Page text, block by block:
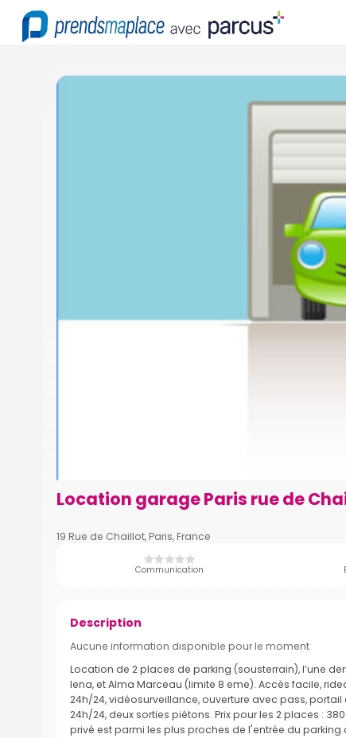
Location garage Paris rue de
19 Rue de Chaillot, Paris, France
Communication
Description
Aucune information disponible pour le moment
Location de 2 places de parking (sousterrain), l’une
Iena, et Alma Marceau (limite 8 eme). Accès facile,
24h/24, vidéosurveillance, ouverture avec pass,
24h/24, deux sorties piétons. Prix pour les 2 places :
privé est parmi les plus proches de l'entrée du